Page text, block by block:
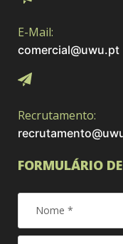
E-Mail:
comercial@uwu.pt
Recrutamento:
FORMULÁRIO